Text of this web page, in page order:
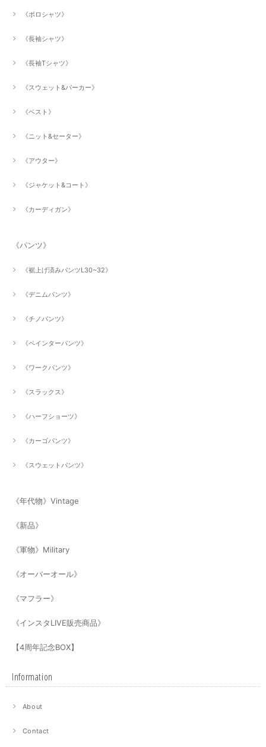
《ポロシャツ》
《長袖シャツ》
《長袖Tシャツ》
《スウェット&パーカー》
《ベスト》
《ニット&セーター》
《アウター》
《ジャケット&コート》
《カーディガン》
《パンツ》
《裾上げ済みパンツL30~32》
《デニムパンツ》
《チノパンツ》
《ペインターパンツ》
《ワークパンツ》
《スラックス》
《ハーフショーツ》
《カーゴパンツ》
《スウェットパンツ》
《年代物》Vintage
《新品》
《軍物》Military
《オーバーオール》
《マフラー》
《インスタLIVE販売商品》
【4周年記念BOX】
Information
About
Contact